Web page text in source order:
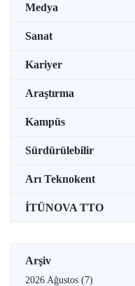
Medya
Sanat
Kariyer
Araştırma
Kampüs
Sürdürülebilir
Arı Teknokent
İTÜNOVA TTO
Arşiv
2026 Ağustos (7)